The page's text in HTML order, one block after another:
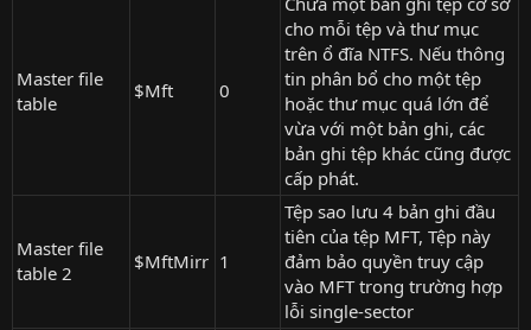
Master file
table
$Mft 0
cho mỗi tệp và thư mục
trên ổ đĩa NTFS. Nếu thông
tin phân bổ cho một tệp
hoặc thư mục quá lớn để
vừa với một bản ghi, các
bản ghi tệp khác cũng được
cấp phát.
Master file
table 2
$MftMirr 1
Tệp sao lưu 4 bản ghi đầu
tiên của tệp MFT, Tệp này
đảm bảo quyền truy cập
vào MFT trong trường hợp
lỗi single-sector